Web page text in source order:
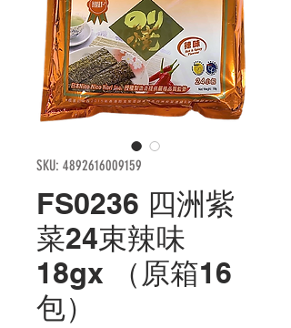
SKU: 4892616009159
FS0236 四洲紫
菜24束辣味
18gx （原箱16
包）